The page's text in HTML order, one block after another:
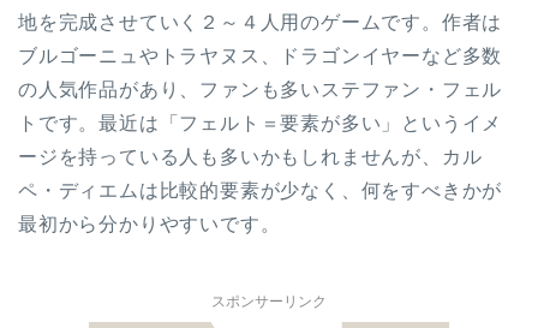
地を完成させていく２～４人用のゲームです。作者は
ブルゴーニュやトラヤヌス、ドラゴンイヤーなど多数
の人気作品があり、ファンも多いステファン・フェル
トです。最近は「フェルト＝要素が多い」というイメ
ージを持っている人も多いかもしれませんが、カル
ペ・ディエムは比較的要素が少なく、何をすべきかが
最初から分かりやすいです。
スポンサーリンク